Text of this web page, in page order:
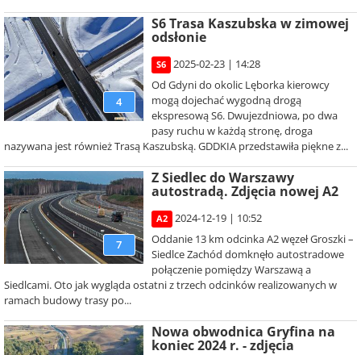
4
S6 Trasa Kaszubska w zimowej
odsłonie
S6
2025-02-23 | 14:28
Od Gdyni do okolic Lęborka kierowcy
mogą dojechać wygodną drogą
ekspresową S6. Dwujezdniowa, po dwa
pasy ruchu w każdą stronę, droga
nazywana jest również Trasą Kaszubską. GDDKIA przedstawiła piękne z...
7
Z Siedlec do Warszawy
autostradą. Zdjęcia nowej A2
A2
2024-12-19 | 10:52
Oddanie 13 km odcinka A2 węzeł Groszki –
Siedlce Zachód domknęło autostradowe
połączenie pomiędzy Warszawą a
Siedlcami. Oto jak wygląda ostatni z trzech odcinków realizowanych w
ramach budowy trasy po...
Nowa obwodnica Gryfina na
koniec 2024 r. - zdjęcia